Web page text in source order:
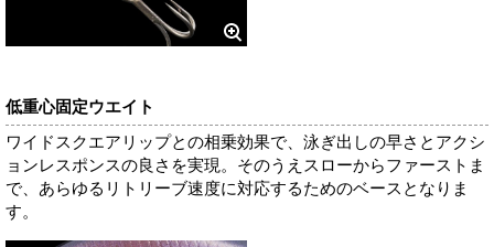
低重心固定ウエイト
ワイドスクエアリップとの相乗効果で、泳ぎ出しの早さとアクシ
ョンレスポンスの良さを実現。そのうえスローからファーストま
で、あらゆるリトリーブ速度に対応するためのベースとなりま
す。